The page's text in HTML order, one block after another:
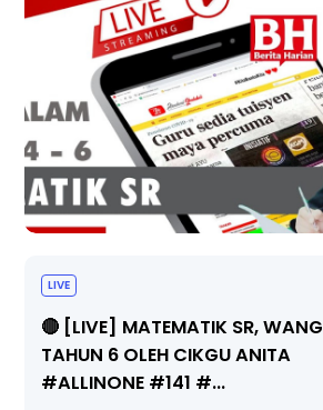
LIVE
🔴 [LIVE] MATEMATIK SR, WANG
TAHUN 6 OLEH CIKGU ANITA
#ALLINONE #141 #...